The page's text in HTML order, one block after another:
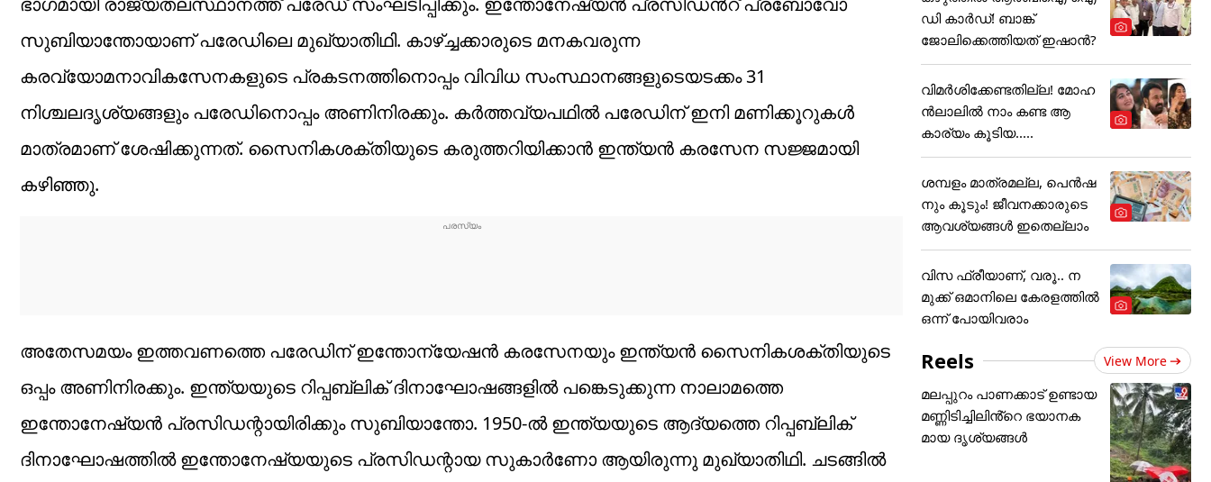
സുബിയാന്തോയാണ് പരേഡിലെ മുഖ്യാതിഥി. കാഴ്ച്ചക്കാരുടെ മനകവരുന്ന
കരവ്യോമനാവികസേനകളുടെ പ്രകടനത്തിനൊപ്പം വിവിധ സംസ്ഥാനങ്ങളുടെയടക്കം 31
നിശ്ചലദൃശ്യങ്ങളും പരേഡിനൊപ്പം അണിനിരക്കും. കർത്തവ്യപഥിൽ പരേഡിന് ഇനി മണിക്കൂറുകൾ
മാത്രമാണ് ശേഷിക്കുന്നത്. സൈനികശക്തിയുടെ കരുത്തറിയിക്കാൻ ഇന്ത്യൻ കരസേന സജ്ജമായി
കഴിഞ്ഞു.
അതേസമയം ഇത്തവണത്തെ പരേഡിന് ഇന്തോന്യേഷൻ കരസേനയും ഇന്ത്യൻ സൈനികശക്തിയുടെ
ഒപ്പം അണിനിരക്കും. ഇന്ത്യയുടെ റിപ്പബ്ലിക് ദിനാഘോഷങ്ങളിൽ പങ്കെടുക്കുന്ന നാലാമത്തെ
ഇന്തോനേഷ്യൻ പ്രസിഡന്റായിരിക്കും സുബിയാന്തോ. 1950-ൽ ഇന്ത്യയുടെ ആദ്യത്തെ റിപ്പബ്ലിക്
ദിനാഘോഷത്തിൽ ഇന്തോനേഷ്യയുടെ പ്രസിഡന്റായ സുകാർണോ ആയിരുന്നു മുഖ്യാതിഥി. ചടങ്ങിൽ
ഡി കാര്‍ഡ്! ബാങ്ക്
ജോലിക്കെത്തിയത് ഇഷാന്‍?
വിമർശിക്കേണ്ടതില്ല! മോഹ
ൻലാലിൽ നാം കണ്ട ആ
കാര്യം കൂടിയ.....
ശമ്പളം മാത്രമല്ല, പെൻഷ
നും കൂടും! ജീവനക്കാരുടെ
ആവശ്യങ്ങൾ ഇതെല്ലാം
വിസ ഫ്രീയാണ്, വരൂ.. ന
മുക്ക് ഒമാനിലെ കേരളത്തിൽ
ഒന്ന് പോയിവരാം
Reels View More
മലപ്പുറം പാണക്കാട് ഉണ്ടായ
മണ്ണിടിച്ചിലിൻ്റെ ഭയാനക
മായ ദൃശ്യങ്ങൾ